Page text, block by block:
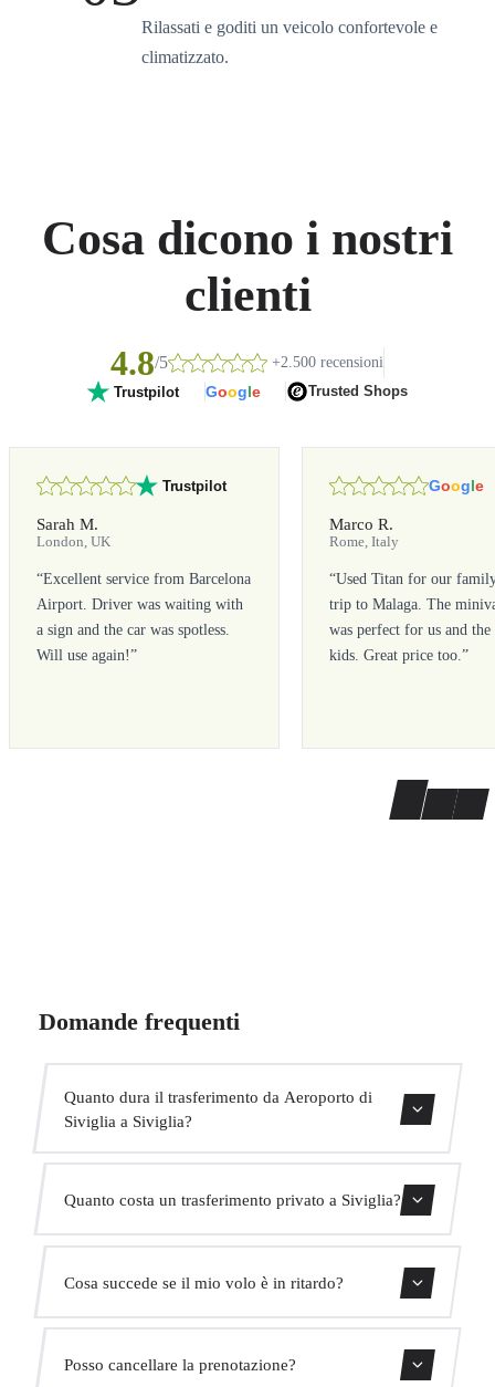
Rilassati e goditi un veicolo confortevole e
climatizzato.
Cosa dicono i nostri
clienti
4.8/5 +2.500 recensioni
Trustpilot Google Trusted Shops
Trustpilot
Sarah M.
London, UK
“Excellent service from Barcelona
Airport. Driver was waiting with
a sign and the car was spotless.
Will use again!”
Google
Marco R.
Rome, Italy
“Used Titan for our
trip to Malaga. The
was perfect for us and the
kids. Great price too.”
Domande frequenti
Quanto dura il trasferimento da Aeroporto di
Siviglia a Siviglia?
Quanto costa un trasferimento privato a Siviglia?
prezzo fisso immediato. Senza costi nascosti.
Cosa succede se il mio volo è in ritardo?
adatterà automaticamente l'orario di ritiro senza costi
Posso cancellare la prenotazione?